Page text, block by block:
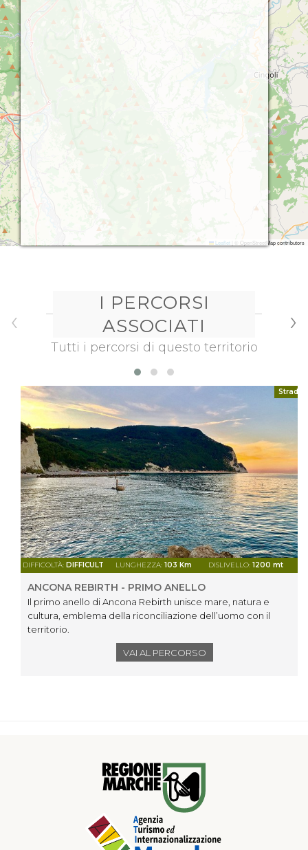
Leaflet © OpenStreetMap contributors
I PERCORSI
ASSOCIATI
Tutti i percorsi di questo territorio
Strada
DIFFICOLTÀ: DIFFICULT LUNGHEZZA: 103 Km DISLIVELLO: 1200 mt
ANCONA REBIRTH - PRIMO ANELLO
Il primo anello di Ancona Rebirth unisce mare, natura e
cultura, emblema della riconciliazione dell’uomo con il
territorio.
VAI AL PERCORSO
‹ ›